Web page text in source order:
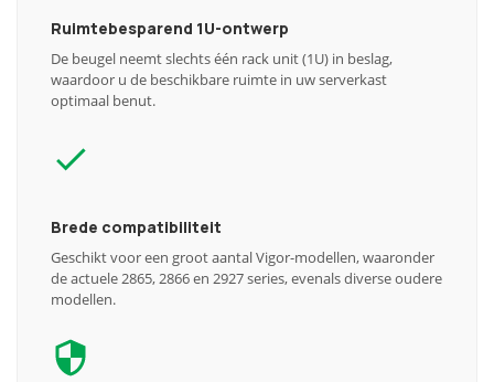
Ruimtebesparend 1U-ontwerp
De beugel neemt slechts één rack unit (1U) in beslag,
waardoor u de beschikbare ruimte in uw serverkast
optimaal benut.
Brede compatibiliteit
Geschikt voor een groot aantal Vigor-modellen, waaronder
de actuele 2865, 2866 en 2927 series, evenals diverse oudere
modellen.